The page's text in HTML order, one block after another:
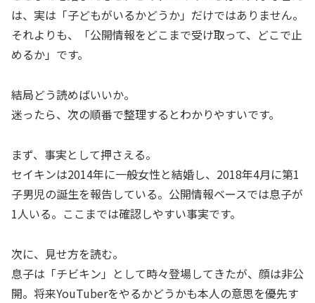
は、実は「子どもがいるかどうか」だけではありません。
それよりも、「公開情報をどこまで受け取って、どこで止
めるか」です。
結局どう読めばいいか。
迷ったら、次の順番で整理するとわかりやすいです。
まず、事実として押さえる。
セイキンは2014年に一般女性と結婚し、2018年4月に第1
子男児の誕生を報告している。公開情報ベースでは息子が
1人いる。ここまでは確認しやすい事実です。
次に、見せ方を読む。
息子は「チビキン」として時々登場してきたが、顔は非公
開。将来YouTuberをやるかどうかも本人の意思を優先す